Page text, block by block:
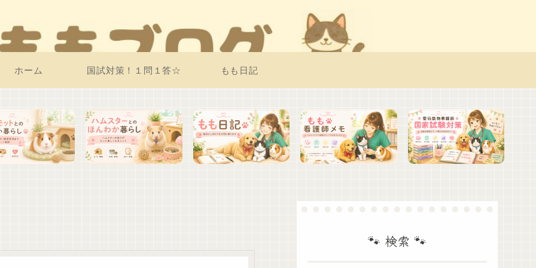
ホーム 国試対策！１問１答☆ もも日記
🐾 検索 🐾